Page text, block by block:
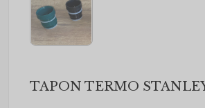
TAPON TERMO